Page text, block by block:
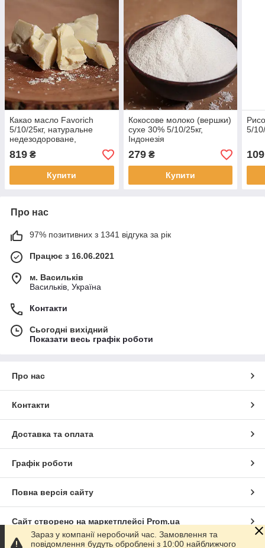
Какао масло Favorich
5/10/25кг, натуральне
недезодороване,
Малайзія/Індонезія
819 ₴
Купити
Кокосове молоко (вершки)
сухе 30% 5/10/25кг,
Індонезія
279₴
Купити
5/
109
Про нас
97% позитивних з 1341 відгука за рік
Працює з 16.06.2021
м. Васильків
Васильків, Україна
Контакти
Сьогодні вихідний
Показати весь графік роботи
Про нас
Контакти
Доставка та оплата
Графік роботи
Повна версія сайту
Сайт створено на маркетплейсі Prom.ua
Зараз у компанії неробочий час. Замовлення та
повідомлення будуть оброблені з 10:00 найближчого